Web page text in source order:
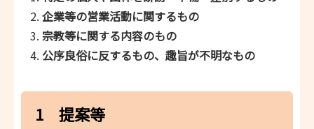
企業等の営業活動に関するもの
宗教等に関する内容のもの
公序良俗に反するもの、 趣旨が不明なもの
1 提案等